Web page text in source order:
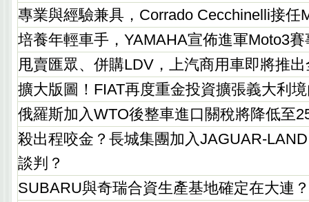
專業與經驗兼具，Corrado Cecchinelli接任
培養年輕車手，YAMAHA宣佈進軍Moto3賽
甩賣匯眾、併購LDV，上汽商用車即將推
擴大版圖！FIAT再度重金投資擴張義大利
俄羅斯加入WTO後整車進口關稅將降低至
殺出程咬金？長城集團加入JAGUAR-
談判？
SUBARU與奇瑞合資生產基地確定在大連？